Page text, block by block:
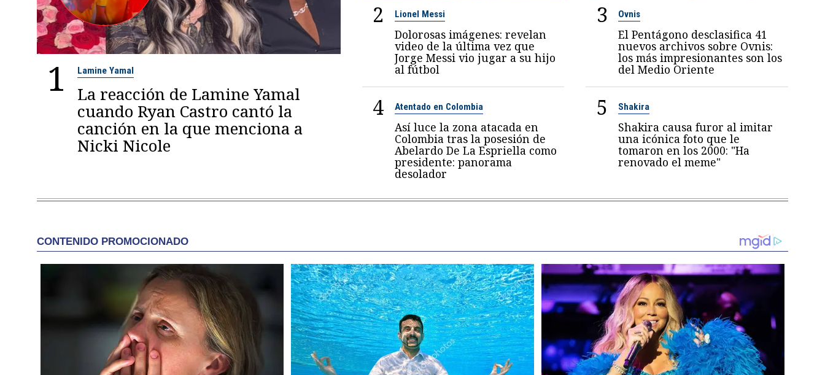
1 Lamine Yamal
La reacción de Lamine Yamal
cuando Ryan Castro cantó la
canción en la que menciona a
Nicki Nicole
2 Lionel Messi
Dolorosas imágenes: revelan
video de la última vez que
Jorge Messi vio jugar a su hijo
al fútbol
3 Ovnis
El Pentágono desclasifica 41
nuevos archivos sobre Ovnis:
los más impresionantes son los
del Medio Oriente
4 Atentado en Colombia
Así luce la zona atacada en
Colombia tras la posesión de
Abelardo De La Espriella como
presidente: panorama
desolador
5 Shakira
Shakira causa furor al imitar
una icónica foto que le
tomaron en los 2000: "Ha
renovado el meme"